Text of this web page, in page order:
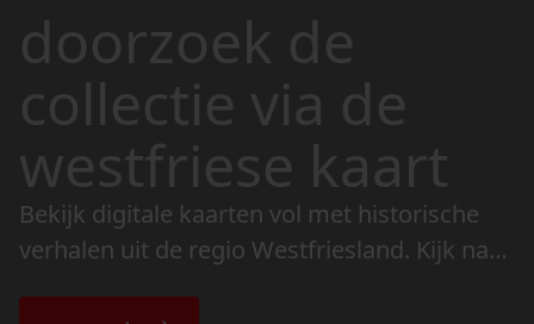
doorzoek de
collectie via de
westfriese kaart
Bekijk digitale kaarten vol met historische
verhalen uit de regio Westfriesland. Kijk naar